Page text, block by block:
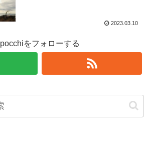
2023.03.10
pocchiをフォローする